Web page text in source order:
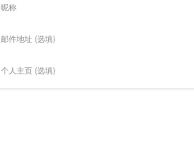
昵称
邮件地址 (选填)
个人主页 (选填)